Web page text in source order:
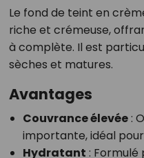
Le fond de teint en
riche et crémeuse,
à complète. Il est
sèches et matures.
Avantages
Couvrance élevée:
importante, idéal
Hydratant :